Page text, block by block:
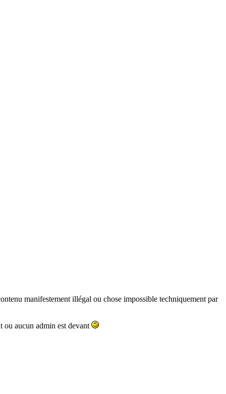
manifestement illégal ou chose impossible techniquement par
ou aucun admin est devant